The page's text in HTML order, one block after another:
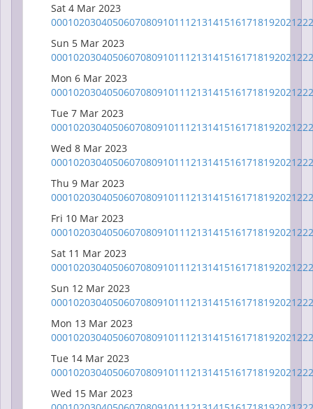
Sat 4 Mar 2023
000102030405060708091011 1213141516171819202122
Sun 5 Mar 2023
000102030405060708091011 1213141516171819202122
Mon 6 Mar 2023
000102030405060708091011 1213141516171819202122
Tue 7 Mar 2023
000102030405060708091011 1213141516171819202122
Wed 8 Mar 2023
000102030405060708091011 1213141516171819202122
Thu 9 Mar 2023
000102030405060708091011 1213141516171819202122
Fri 10 Mar 2023
000102030405060708091011 1213141516171819202122
Sat 11 Mar 2023
000102030405060708091011 1213141516171819202122
Sun 12 Mar 2023
000102030405060708091011 1213141516171819202122
Mon 13 Mar 2023
000102030405060708091011 1213141516171819202122
Tue 14 Mar 2023
000102030405060708091011 1213141516171819202122
Wed 15 Mar 2023